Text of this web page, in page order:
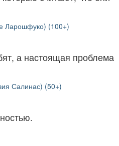
Ларошфуко) (100+)
а настоящая проблема
Салинас) (50+)